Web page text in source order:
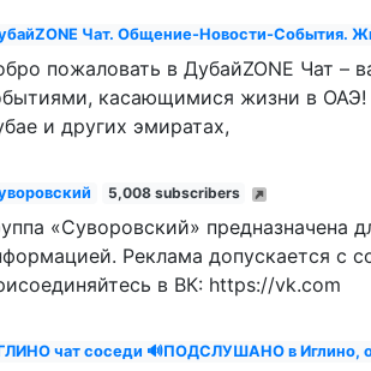
Чат. Общение-Новости-События.
пожаловать в ДубайZONE Чат –
касающимися жизни в
и других эмиратах,
5,008 subscribers
«Суворовский» предназначена
Реклама допускается с
в ВК: https://vk.com
чат соседи 🔊ПОДСЛУШАНО в Иглино,